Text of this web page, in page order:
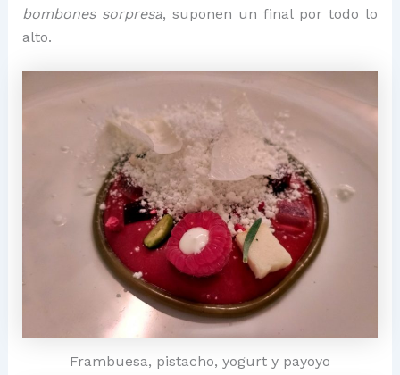
bombones sorpresa, suponen un final por todo lo
alto.
Frambuesa, pistacho, yogurt y payoyo